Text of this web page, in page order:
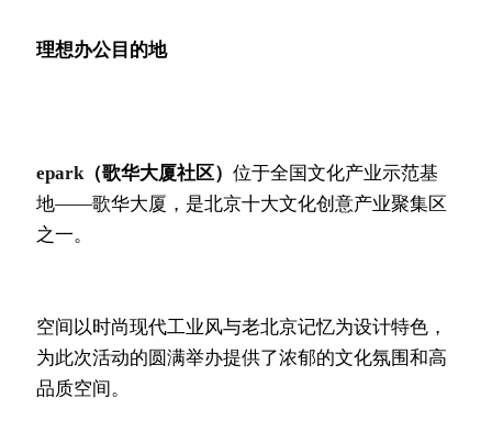
理想办公目的地
epark（歌华大厦社区） 位于全国文化产业示范基
地——歌华大厦，是北京十大文化创意产业聚集区
之一。
空间以时尚现代工业风与老北京记忆为设计特色，
为此次活动的圆满举办提供了浓郁的文化氛围和高
品质空间。